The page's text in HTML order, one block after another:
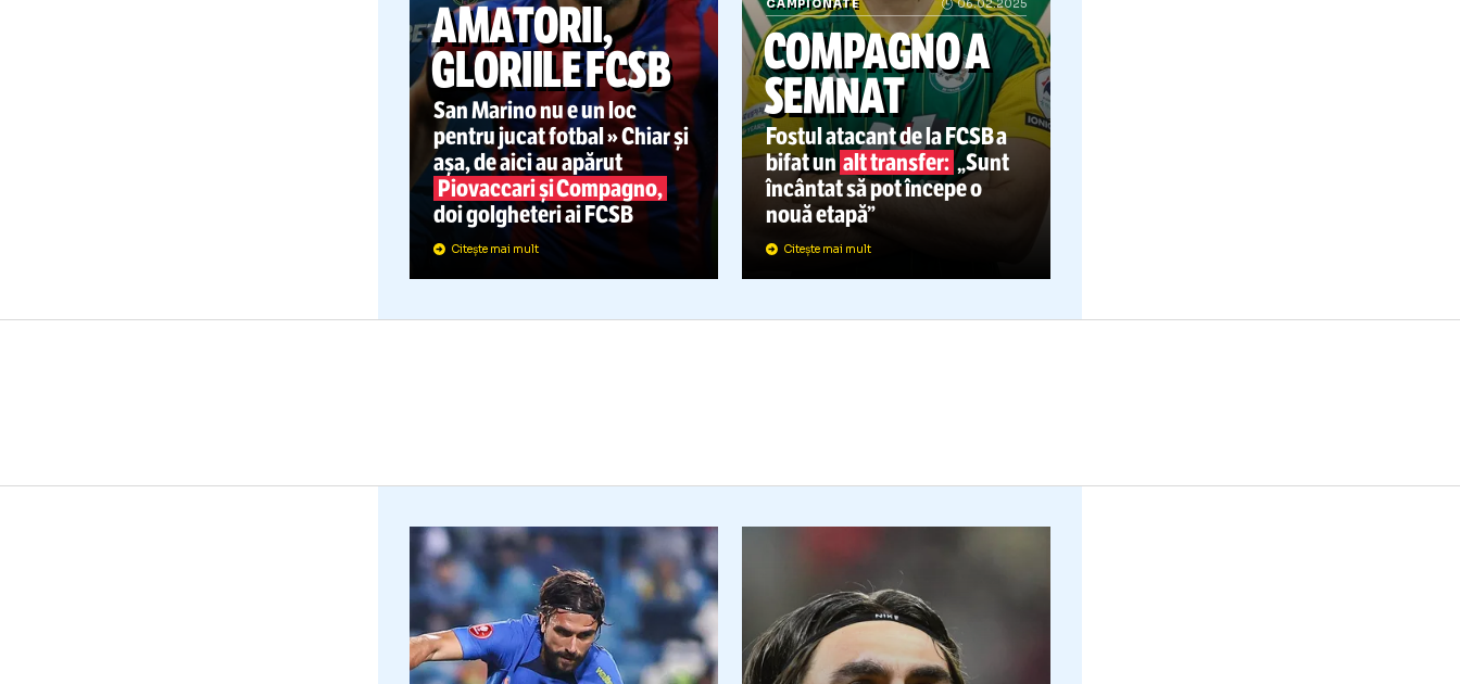
NATIONALA 23.03.2025
AMATORII,
GLORIILE FCSB
San Marino nu e un loc
pentru jucat fotbal » Chiar și
așa, de aici au apărut
CAMPIONATE
COMPAGNO A
SEMNAT
Fostul atacant de la FCSB a
bifat unalt transfer:„Sunt